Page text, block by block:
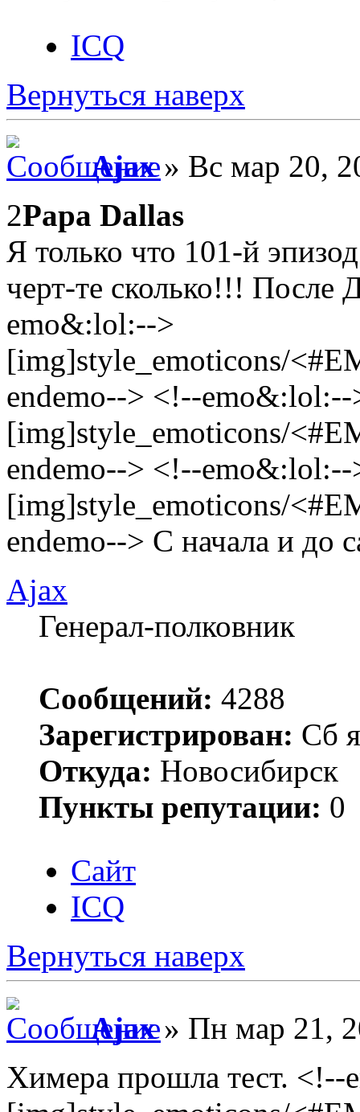
ICQ
Вернуться наверх
Ajax» Вс мар 20,
2Papa Dallas
Я только что 101-й
черт-те сколько!!!
emo&:lol:-->
[img]style_emoticons/
endemo--> <!--emo&:lol:--
[img]style_emoticons/
endemo--> <!--emo&:lol:--
[img]style_emoticons/
endemo--> C начала и
Ajax
Генерал-полковник
Сообщений: 4288
Зарегистрирован: Сб
Откуда: Новосибирск
Пункты репутации: 0
Сайт
ICQ
Вернуться наверх
Ajax» Пн мар 21,
Химера прошла тест. <!--